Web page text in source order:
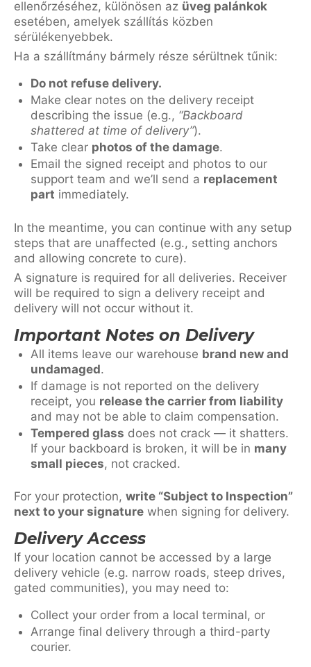
ellenőrzéséhez, különösen az üveg palánkok
esetében, amelyek szállítás közben
sérülékenyebbek.
Ha a szállítmány bármely része sérültnek tűnik:
Do not refuse delivery.
Make clear notes on the delivery receipt
describing the issue (e.g., “Backboard
shattered at time of delivery”).
Take clear photos of the damage.
Email the signed receipt and photos to our
support team and we’ll send a replacement
part immediately.
In the meantime, you can continue with any setup
steps that are unaffected (e.g., setting anchors
and allowing concrete to cure).
A signature is required for all deliveries. Receiver
will be required to sign a delivery receipt and
delivery will not occur without it.
Important Notes on Delivery
All items leave our warehouse brand new and
undamaged.
If damage is not reported on the delivery
receipt, you release the carrier from liability
and may not be able to claim compensation.
Tempered glass does not crack — it shatters.
If your backboard is broken, it will be in many
small pieces, not cracked.
For your protection, write “Subject to Inspection”
next to your signature when signing for delivery.
Delivery Access
If your location cannot be accessed by a large
delivery vehicle (e.g. narrow roads, steep drives,
gated communities), you may need to:
Collect your order from a local terminal, or
Arrange final delivery through a third-party
courier.